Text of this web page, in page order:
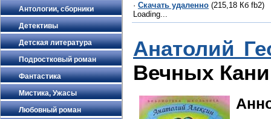
Антологии, сборники
Детективы
Детская литература
Подростковый роман
Фантастика
Мистика, Ужасы
Любовный роман
· Скачать удаленно (215,18 Кб fb2)
Loading...
Анатолий
Вечных